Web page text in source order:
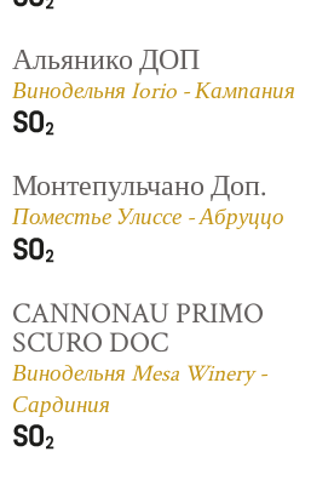
Альянико ДОП
Винодельня Iorio - Кампания
Монтепульчано Доп.
Поместье Улиссе - Абруццо
CANNONAU PRIMO
SCURO DOC
Винодельня Mesa Winery -
Сардиния